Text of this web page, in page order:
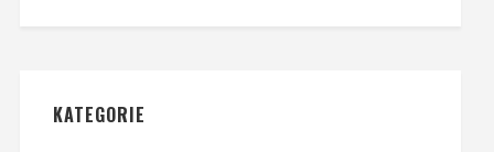
KATEGORIE